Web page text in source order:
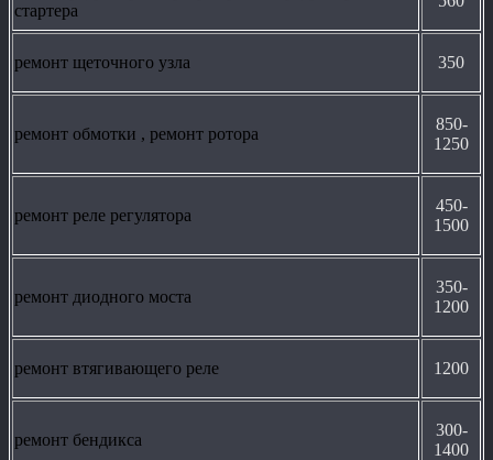
стартера
ремонт щеточного узла 350
ремонт обмотки , ремонт ротора
850-
1250
ремонт реле регулятора
450-
1500
ремонт диодного моста
350-
1200
ремонт втягивающего реле 1200
ремонт бендикса
300-
1400